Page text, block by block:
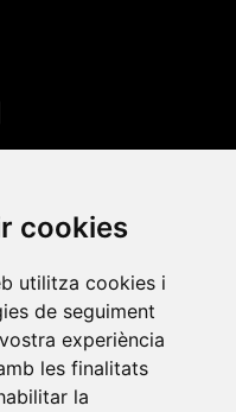
cookies
utilitza cookies i
de seguiment
experiència
les finalitats
la